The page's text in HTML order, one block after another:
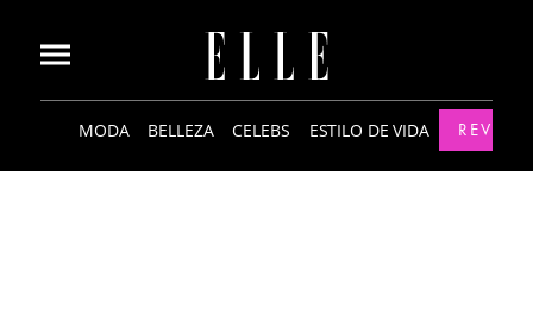
MODA BELLEZA CELEBS ESTILO DE VIDA